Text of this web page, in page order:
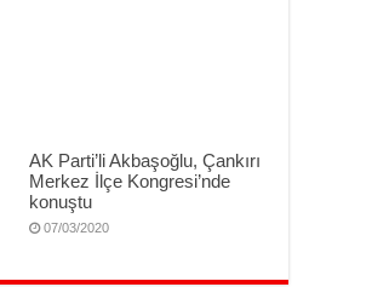
AK Parti’li Akbaşoğlu, Çankırı
Merkez İlçe Kongresi’nde
konuştu
07/03/2020